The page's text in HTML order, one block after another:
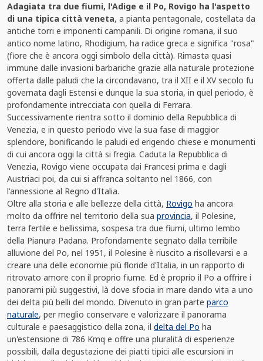
Adagiata tra due fiumi, l'Adige e il Po, Rovigo ha l'aspetto
di una tipica città veneta, a pianta pentagonale, costellata da
antiche torri e imponenti campanili. Di origine romana, il suo
antico nome latino, Rhodigium, ha radice greca e significa "rosa"
(fiore che è ancora oggi simbolo della città). Rimasta quasi
immune dalle invasioni barbariche grazie alla naturale protezione
offerta dalle paludi che la circondavano, tra il XII e il XV secolo fu
governata dagli Estensi e dunque la sua storia, in quel periodo, è
profondamente intrecciata con quella di Ferrara.
Successivamente rientra sotto il dominio della Repubblica di
Venezia, e in questo periodo vive la sua fase di maggior
splendore, bonificando le paludi ed erigendo chiese e monumenti
di cui ancora oggi la città si fregia. Caduta la Repubblica di
Venezia, Rovigo viene occupata dai Francesi prima e dagli
Austriaci poi, da cui si affranca soltanto nel 1866, con
l'annessione al Regno d'Italia.
Oltre alla storia e alle bellezze della città, Rovigo ha ancora
molto da offrire nel territorio della sua provincia, il Polesine,
terra fertile e bellissima, sospesa tra due fiumi, ultimo lembo
della Pianura Padana. Profondamente segnato dalla terribile
alluvione del Po, nel 1951, il Polesine è riuscito a risollevarsi e a
creare una delle economie più floride d'Italia, in un rapporto di
ritrovato amore con il proprio fiume. Ed è proprio il Po a offrire i
panorami più suggestivi, là dove sfocia in mare dando vita a uno
dei delta più belli del mondo. Divenuto in gran parte parco
naturale, per meglio conservare e valorizzare il panorama
culturale e paesaggistico della zona, il delta del Po ha
un'estensione di 786 Kmq e offre una pluralità di esperienze
possibili, dalla degustazione dei piatti tipici alle escursioni in